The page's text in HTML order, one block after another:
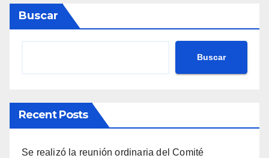
Buscar
Buscar
Recent Posts
Se realizó la reunión ordinaria del Comité